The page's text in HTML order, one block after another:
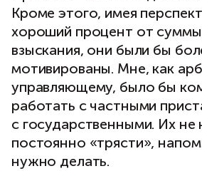
Кроме этого, имея
хороший процент от суммы
взыскания, они были бы
мотивированы. Мне, как
управляющему, было бы
работать с частными
с государственными. Их
постоянно «трясти»,
нужно делать.